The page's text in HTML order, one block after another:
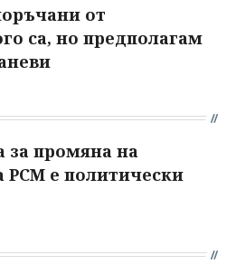
от
са, но предполагам
за промяна на
РСМ е политически